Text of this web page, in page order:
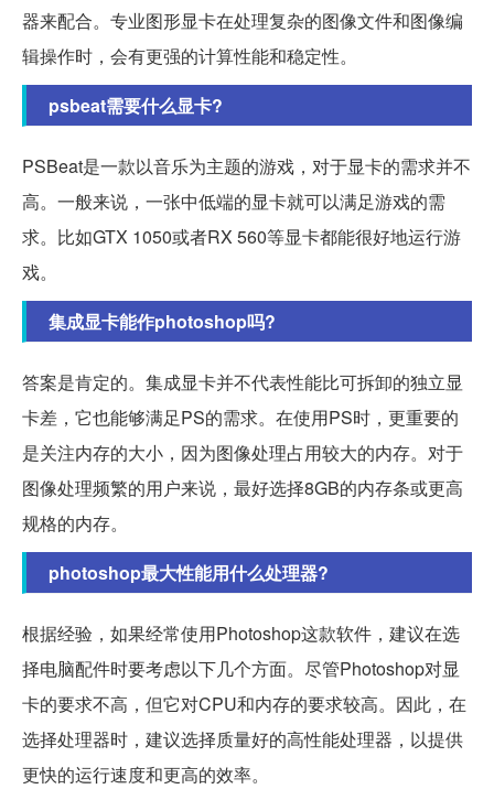
器来配合。专业图形显卡在处理复杂的图像文件和图像编
辑操作时，会有更强的计算性能和稳定性。
psbeat需要什么显卡?
PSBeat是一款以音乐为主题的游戏，对于显卡的需求并不
高。一般来说，一张中低端的显卡就可以满足游戏的需
求。比如GTX 1050或者RX 560等显卡都能很好地运行游
戏。
集成显卡能作photoshop吗?
答案是肯定的。集成显卡并不代表性能比可拆卸的独立显
卡差，它也能够满足PS的需求。在使用PS时，更重要的
是关注内存的大小，因为图像处理占用较大的内存。对于
图像处理频繁的用户来说，最好选择8GB的内存条或更高
规格的内存。
photoshop最大性能用什么处理器?
根据经验，如果经常使用Photoshop这款软件，建议在选
择电脑配件时要考虑以下几个方面。尽管Photoshop对显
卡的要求不高，但它对CPU和内存的要求较高。因此，在
选择处理器时，建议选择质量好的高性能处理器，以提供
更快的运行速度和更高的效率。